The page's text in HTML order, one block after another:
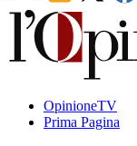
OpinioneTV
Prima Pagina